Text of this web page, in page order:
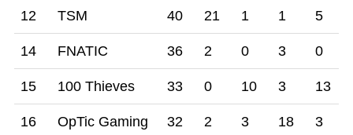
12 TSM 40 21 1 1 5
14 FNATIC 36 2 0 3 0
15 100 Thieves 33 0 10 3 13
16 OpTic Gaming 32 2 3 18 3